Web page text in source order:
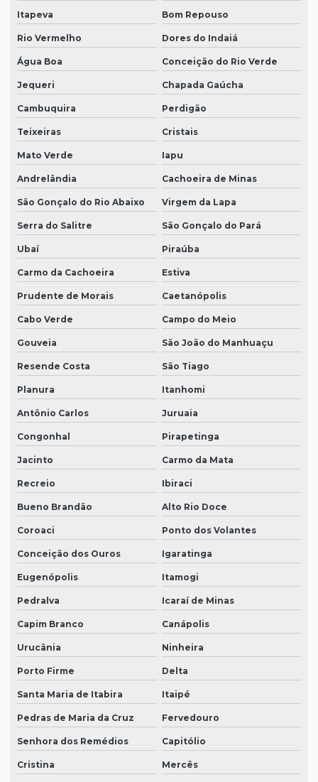
Itapeva Bom Repouso
Rio Vermelho Dores do Indaiá
Água Boa Conceição do Rio Verde
Jequeri Chapada Gaúcha
Cambuquira Perdigão
Teixeiras Cristais
Mato Verde Iapu
Andrelândia Cachoeira de Minas
São Gonçalo do Rio Abaixo Virgem da Lapa
Serra do Salitre São Gonçalo do Pará
Ubaí Piraúba
Carmo da Cachoeira Estiva
Prudente de Morais Caetanópolis
Cabo Verde Campo do Meio
Gouveia São João do Manhuaçu
Resende Costa São Tiago
Planura Itanhomi
Antônio Carlos Juruaia
Congonhal Pirapetinga
Jacinto Carmo da Mata
Recreio Ibiraci
Bueno Brandão Alto Rio Doce
Coroaci Ponto dos Volantes
Conceição dos Ouros Igaratinga
Eugenópolis Itamogi
Pedralva Icaraí de Minas
Capim Branco Canápolis
Urucânia Ninheira
Porto Firme Delta
Santa Maria de Itabira Itaipé
Pedras de Maria da Cruz Fervedouro
Senhora dos Remédios Capitólio
Cristina Mercês